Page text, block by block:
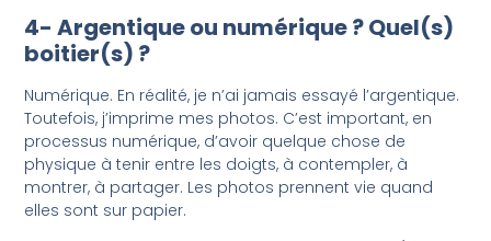
4- Argentique ou numérique ? Quel(s)
boitier(s) ?
Numérique. En réalité, je n’ai jamais essayé l’argentique.
Toutefois, j’imprime mes photos. C’est important, en
processus numérique, d’avoir quelque chose de
physique à tenir entre les doigts, à contempler, à
montrer, à partager. Les photos prennent vie quand
elles sont sur papier.